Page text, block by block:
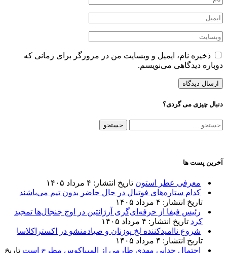
ذخیره نام، ایمیل و وبسایت من در مرورگر برای زمانی که
دوباره دیدگاهی می‌نویسم.
دنبال چیزی می گردی؟
جستجو
آخرین پست ها
معرفی عطر استون تاریخ انتشار: ۴ مرداد ۱۴۰۵
کدام ستاره‌های فوتبال در حال حاضر بدون تیم می‌باشند
تاریخ انتشار: ۴ مرداد ۱۴۰۵
رئیس فیفا از حرفه‌ای‌گری آرژانتین در اوج جنجال‌ها تمجید
کرد تاریخ انتشار: ۴ مرداد ۱۴۰۵
شروع ناامیدکننده لخ پوزنان و صیادمنشو در اکستراکلاسا
تاریخ انتشار: ۴ مرداد ۱۴۰۵
احتمال جدایی مهدی طارمی از المپیاکوس مطرح است تاریخ